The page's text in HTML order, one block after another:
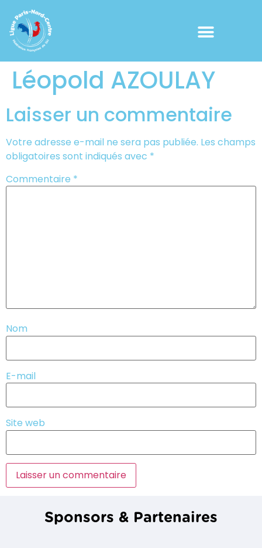
Léopold AZOULAY
Laisser un commentaire
Votre adresse e-mail ne sera pas publiée. Les champs
obligatoires sont indiqués avec *
Commentaire *
Nom
E-mail
Site web
Sponsors & Partenaires